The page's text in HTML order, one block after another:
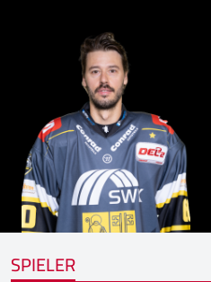
SPIELER